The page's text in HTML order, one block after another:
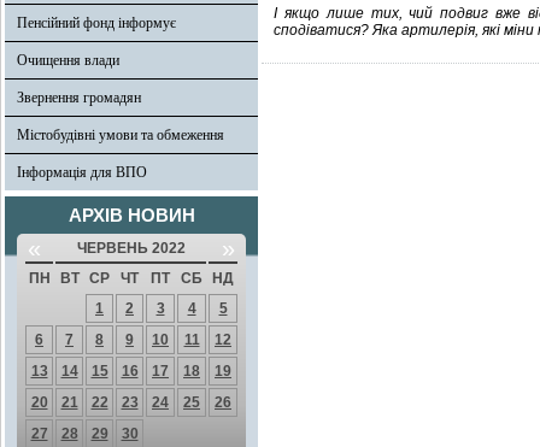
Пенсійний фонд інформує
Очищення влади
Звернення громадян
Містобудівні умови та обмеження
Інформація для ВПО
АРХІВ НОВИН
« ЧЕРВЕНЬ 2022 »
ПН ВТ СР ЧТ ПТ СБ
НД
1
2 3 4
5
6
7 8 9 10 11
12
13
14 15 16 17 18
19
20
21 22 23 24 25
26
27
28 29 30
І якщо лише тих, чий подвиг вже
сподіватися? Яка артилерія, які